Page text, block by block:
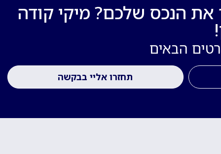
את הנכס שלכם? מיקי קודה
הבאים